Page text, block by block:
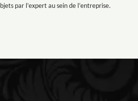
par l’expert au sein de l’entreprise.